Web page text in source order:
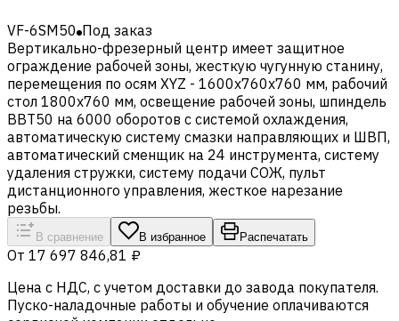
VF-6SM50 Под заказ
Вертикально-фрезерный центр имеет защитное
ограждение рабочей зоны, жесткую чугунную станину,
перемещения по осям XYZ - 1600х760х760 мм, рабочий
стол 1800х760 мм, освещение рабочей зоны, шпиндель
BBT50 на 6000 оборотов с системой охлаждения,
автоматическую систему смазки направляющих и ШВП,
автоматический сменщик на 24 инструмента, систему
удаления стружки, систему подачи СОЖ, пульт
дистанционного управления, жесткое нарезание
резьбы.
В сравнение В избранное Распечатать
От 17 697 846,81 ₽
Цена c НДС, с учетом доставки до завода покупателя.
Пуско-наладочные работы и обучение оплачиваются